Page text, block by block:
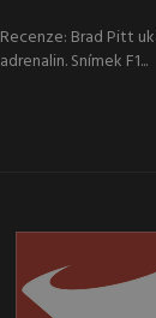
Recenze: Brad Pitt
adrenalin. Snímek F1...